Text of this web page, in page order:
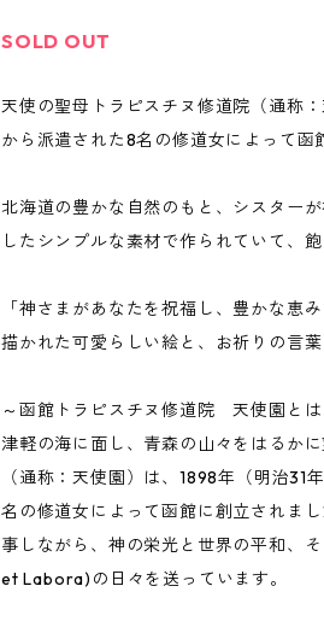
SOLD OUT
天使の聖母トラピスチヌ修道院（通称
から派遣された8名の修道女によって函
北海道の豊かな自然のもと、シスター
したシンプルな素材で作られていて、飽
「神さまがあなたを祝福し、豊かな恵
描かれた可愛らしい絵と、お祈りの言葉
～函館トラピスチヌ修道院 天使園とは
津軽の海に面し、青森の山々をはるか
（通称：天使園）は、1898年（明治
名の修道女によって函館に創立されま
事しながら、神の栄光と世界の平和、
et Labora)の日々を送っています。